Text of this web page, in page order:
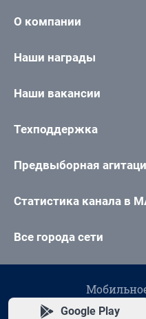
О компании
Наши награды
Наши вакансии
Техподдержка
Предвыборная
Статистика канала в
Все города сети
Google Play